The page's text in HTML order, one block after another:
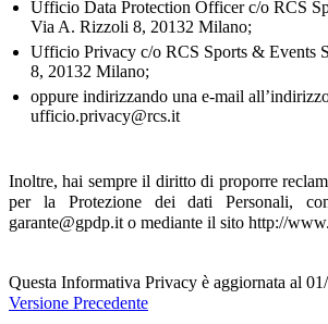
Ufficio Data Protection Officer c/o RCS
Via A. Rizzoli 8, 20132 Milano;
Ufficio Privacy c/o RCS Sports & Events
8, 20132 Milano;
oppure indirizzando una e-mail
ufficio.privacy@rcs.it
Inoltre, hai sempre il diritto di proporre
per la Protezione dei dati Personali,
garante@gpdp.it o mediante il sito http://
Questa Informativa Privacy è aggiornata al
Versione Precedente